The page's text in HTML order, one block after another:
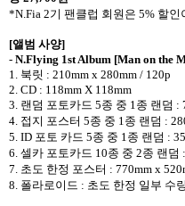
*N.Fia 2기 팬클럽 회원은 5% 할인
[앨범 사양]
- N.Flying 1st Album [Man on the
1. 북릿 : 210mm x 280mm / 120p
2. CD : 118mm X 118mm
3. 랜덤 포토카드 5종 중 1 종 랜덤 :
4. 접지 포스터 5종 중 1 종 랜덤 :
5. ID 포토 카드 5종 중 1 종 랜덤 :
6. 셀카 포토카드 10종 중 2종 랜덤
7. 초도 한정 포스터 : 770mm x
8. 폴라로이드 : 초도 한정 일부 수